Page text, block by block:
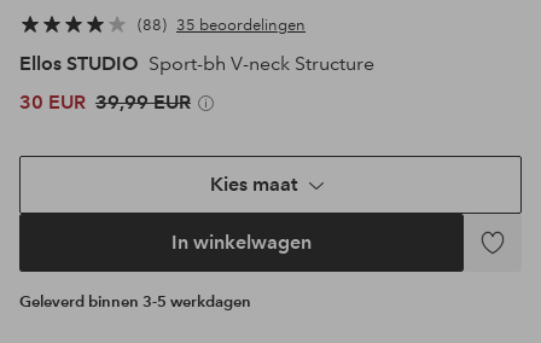
88 35 beoordelingen
Ellos STUDIO Sport-bh V-neck Structure
30 EUR 39,99 EUR
Kies maat
In winkelwagen
Geleverd binnen 3-5 werkdagen